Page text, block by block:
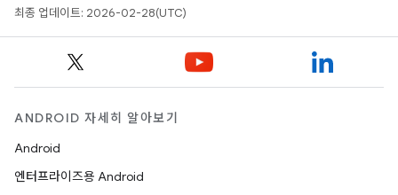
최종 업데이트: 2026-02-28(UTC)
ANDROID 자세히 알아보기
Android
엔터프라이즈용 Android